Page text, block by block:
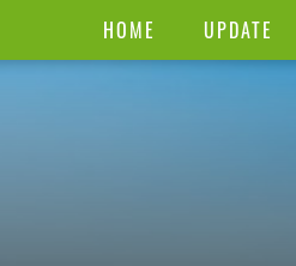
HOME UPDATE